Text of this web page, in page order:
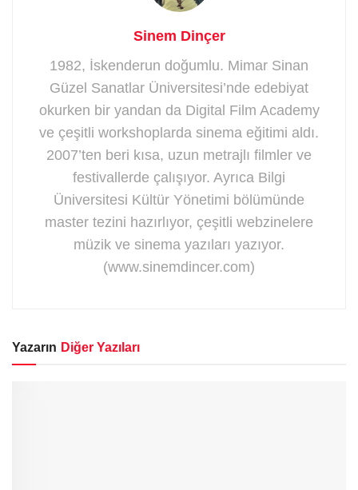
Sinem Dinçer
1982, İskenderun doğumlu. Mimar Sinan
Güzel Sanatlar Üniversitesi’nde edebiyat
okurken bir yandan da Digital Film Academy
ve çeşitli workshoplarda sinema eğitimi aldı.
2007’ten beri kısa, uzun metrajlı filmler ve
festivallerde çalışıyor. Ayrıca Bilgi
Üniversitesi Kültür Yönetimi bölümünde
master tezini hazırlıyor, çeşitli webzinelere
müzik ve sinema yazıları yazıyor.
(www.sinemdincer.com)
Yazarın Diğer Yazıları